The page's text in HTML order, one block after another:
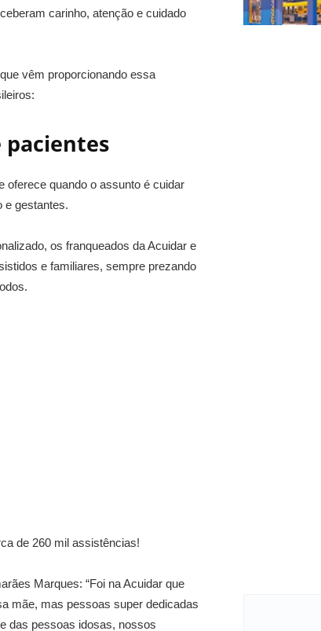
carinho, atenção e cuidado
vêm proporcionando essa
pacientes
oferece quando o assunto é cuidar
e gestantes.
os franqueados da Acuidar e
e familiares, sempre prezando
de 260 mil assistências!
Marques: “Foi na Acuidar que
mãe, mas pessoas super dedicadas
das pessoas idosas, nossos